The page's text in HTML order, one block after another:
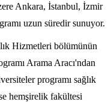
Ankara, İstanbul, İzmir
uzun süredir sunuyor.
Hizmetleri bölümünün
Arama Aracı'ndan
programı sağlık
hemşirelik fakültesi